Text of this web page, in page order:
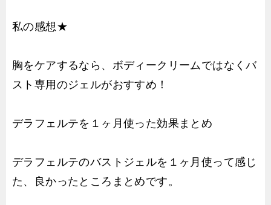
私の感想★
胸をケアするなら、ボディークリームではなくバ
スト専用のジェルがおすすめ！
デラフェルテを１ヶ月使った効果まとめ
デラフェルテのバストジェルを１ヶ月使って感じ
た、良かったところまとめです。